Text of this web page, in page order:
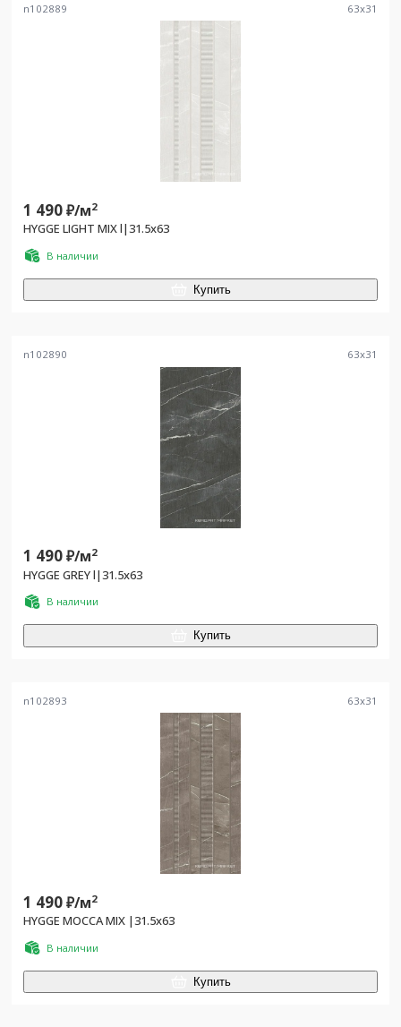
n102889 63x31
1 490₽/м2
HYGGE LIGHT MIX l|31.5x63
В наличии
Купить
n102890 63x31
1 490₽/м2
HYGGE GREY l|31.5x63
В наличии
Купить
n102893 63x31
1 490₽/м2
HYGGE MOCCA MIX |31.5x63
В наличии
Купить